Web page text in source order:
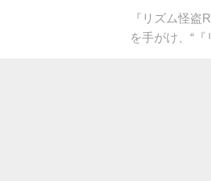
『リズム怪
を手がけ、“